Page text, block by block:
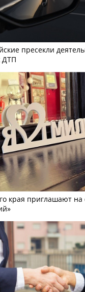
пресекли
ДТП
края приглашают на